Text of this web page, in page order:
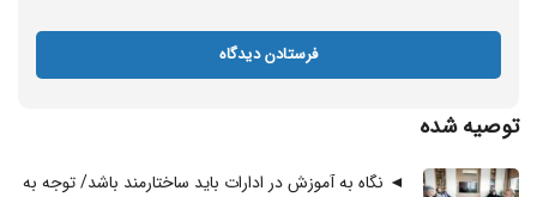
توصیه شده
◄ نگاه به آموزش در ادارات باید ساختارمند باشد/ توجه به